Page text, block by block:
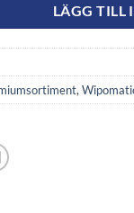
LÄGG TILL
,